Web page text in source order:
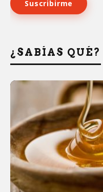
¿SABÍAS QUÉ?